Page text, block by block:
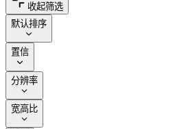
收起筛选
默认排序
置信
分辨率
宽高比